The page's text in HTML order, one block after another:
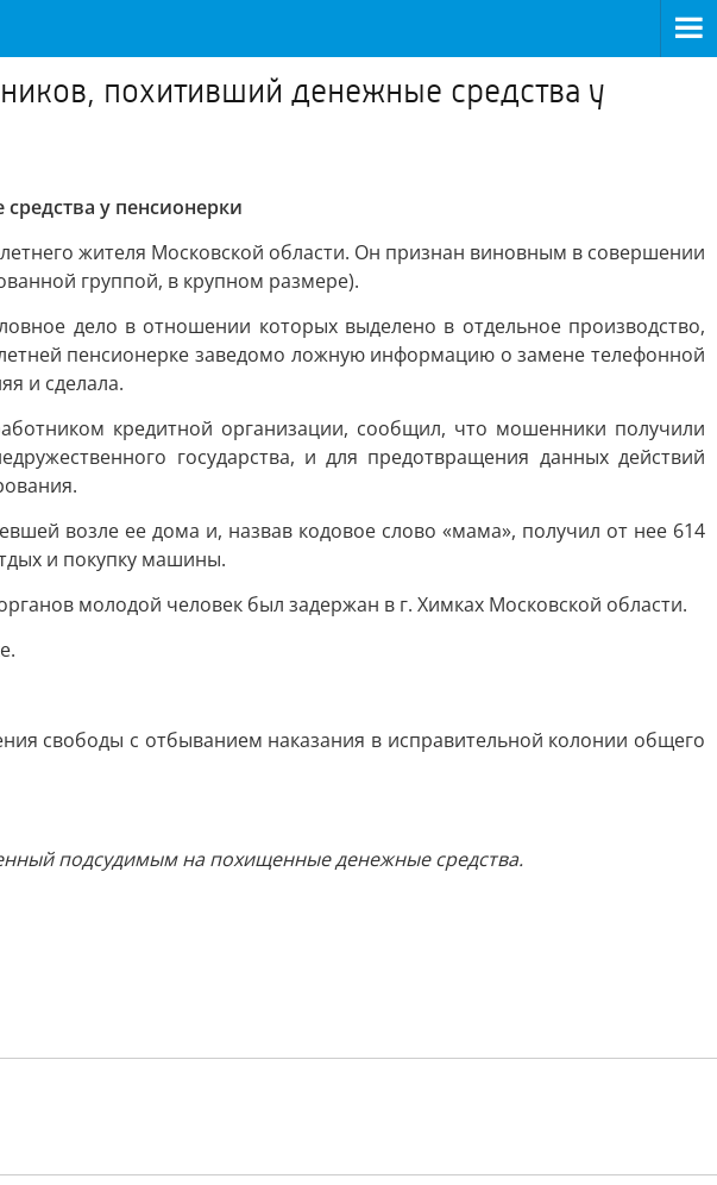
похитивший денежные средства у
у пенсионерки
жителя Московской области. Он признан виновным в совершении
группой, в крупном размере).
дело в отношении которых выделено в отдельное производство,
пенсионерке заведомо ложную информацию о замене телефонной
и сделала.
кредитной организации, сообщил, что мошенники получили
государства, и для предотвращения данных действий
возле ее дома и, назвав кодовое слово «мама», получил от нее 614
и покупку машины.
молодой человек был задержан в г. Химках Московской области.
свободы с отбыванием наказания в исправительной колонии общего
подсудимым на похищенные денежные средства.